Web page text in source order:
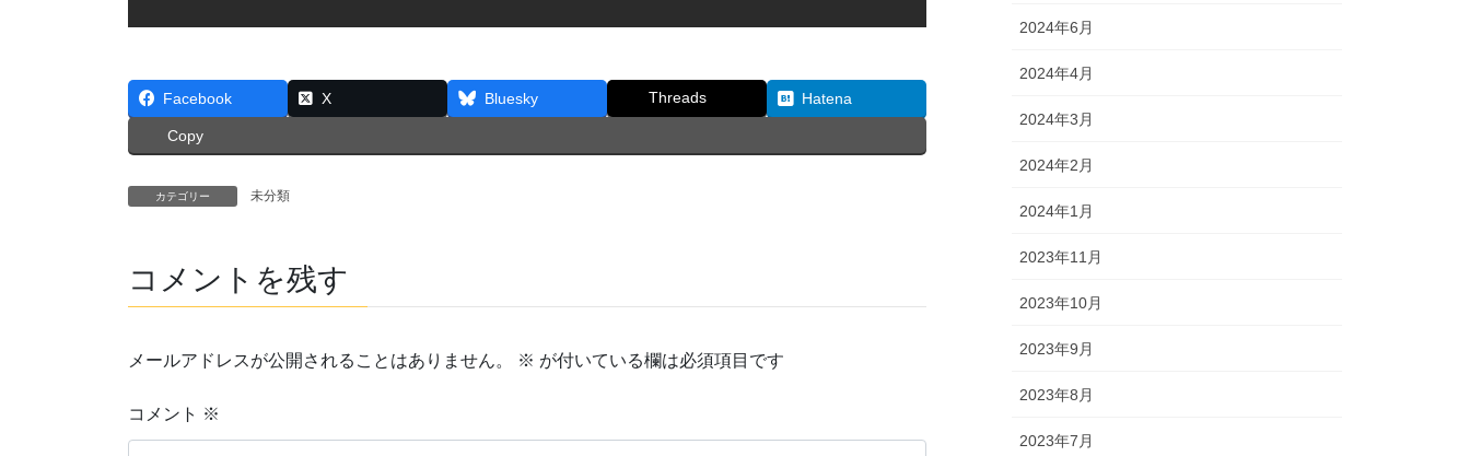
Facebook X Bluesky Threads Hatena
Copy
カテゴリー 未分類
コメントを残す
メールアドレスが公開されることはありません。 ※ が付いている欄は必須項目です
コメント ※
2024年6月
2024年4月
2024年3月
2024年2月
2024年1月
2023年11月
2023年10月
2023年9月
2023年8月
2023年7月